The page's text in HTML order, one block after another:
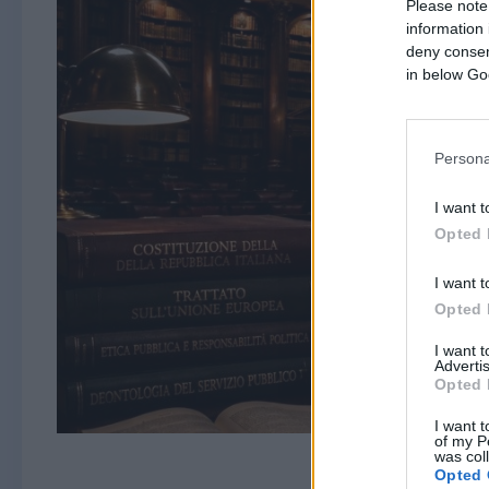
Please
information
deny
in below
I want
Opted
I want
Opted
I want
Opted
I want
of my
was
Opted